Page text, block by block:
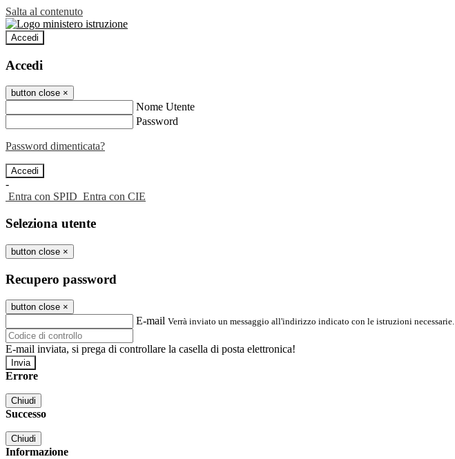
Salta al contenuto
Accedi
Accedi
button close ×
Nome Utente
Password
Password dimenticata?
-
Entra con SPID Entra con CIE
Seleziona utente
button close ×
Recupero password
button close ×
E-mail Verrà inviato un messaggio all'indirizzo indicato con le istruzioni necessarie.
E-mail inviata, si prega di controllare la casella di posta elettronica!
Errore
Chiudi
Successo
Chiudi
Informazione